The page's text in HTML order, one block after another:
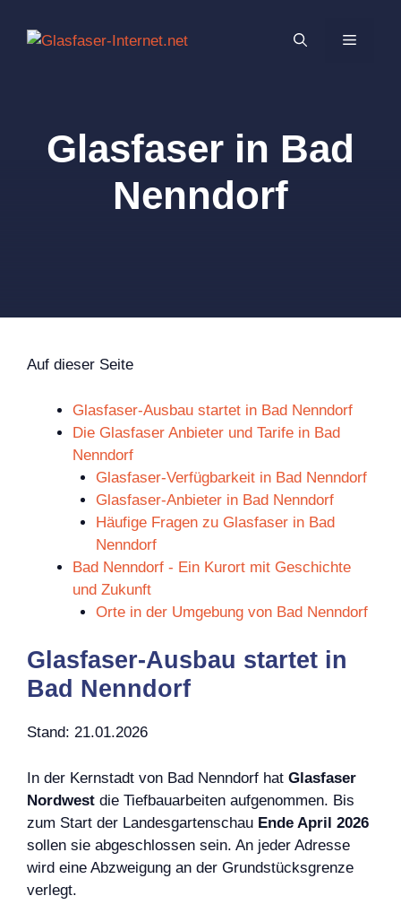
Inhalt
MENÜ
Glasfaser in Bad
Nenndorf
Auf dieser Seite
Glasfaser-Ausbau startet in Bad Nenndorf
Die Glasfaser Anbieter und Tarife in Bad
Nenndorf
Glasfaser-Verfügbarkeit in Bad Nenndorf
Glasfaser-Anbieter in Bad Nenndorf
Häufige Fragen zu Glasfaser in Bad
Nenndorf
Bad Nenndorf - Ein Kurort mit Geschichte
und Zukunft
Orte in der Umgebung von Bad Nenndorf
Glasfaser-Ausbau startet in
Bad Nenndorf
Stand: 21.01.2026
In der Kernstadt von Bad Nenndorf hat Glasfaser
Nordwest die Tiefbauarbeiten aufgenommen. Bis
zum Start der Landesgartenschau Ende April 2026
sollen sie abgeschlossen sein. An jeder Adresse
wird eine Abzweigung an der Grundstücksgrenze
verlegt.